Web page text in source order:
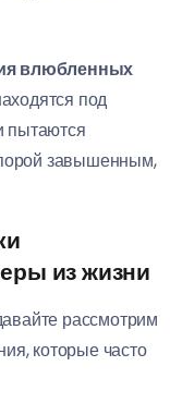
влюбленных
под
пытаются
завышенным,
из жизни
рассмотрим
которые часто